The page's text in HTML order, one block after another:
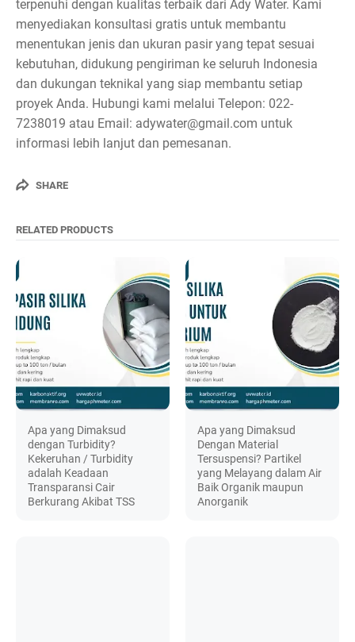
terpenuhi dengan kualitas terbaik dari Ady Water. Kami
menyediakan konsultasi gratis untuk membantu
menentukan jenis dan ukuran pasir yang tepat sesuai
kebutuhan, didukung pengiriman ke seluruh Indonesia
dan dukungan teknikal yang siap membantu setiap
proyek Anda. Hubungi kami melalui Telepon: 022-
7238019 atau Email: adywater@gmail.com untuk
informasi lebih lanjut dan pemesanan.
SHARE
RELATED PRODUCTS
Apa yang Dimaksud
dengan Turbidity?
Kekeruhan / Turbidity
adalah Keadaan
Transparansi Cair
Berkurang Akibat TSS
Apa yang Dimaksud
Dengan Material
Tersuspensi? Partikel
yang Melayang dalam Air
Baik Organik maupun
Anorganik